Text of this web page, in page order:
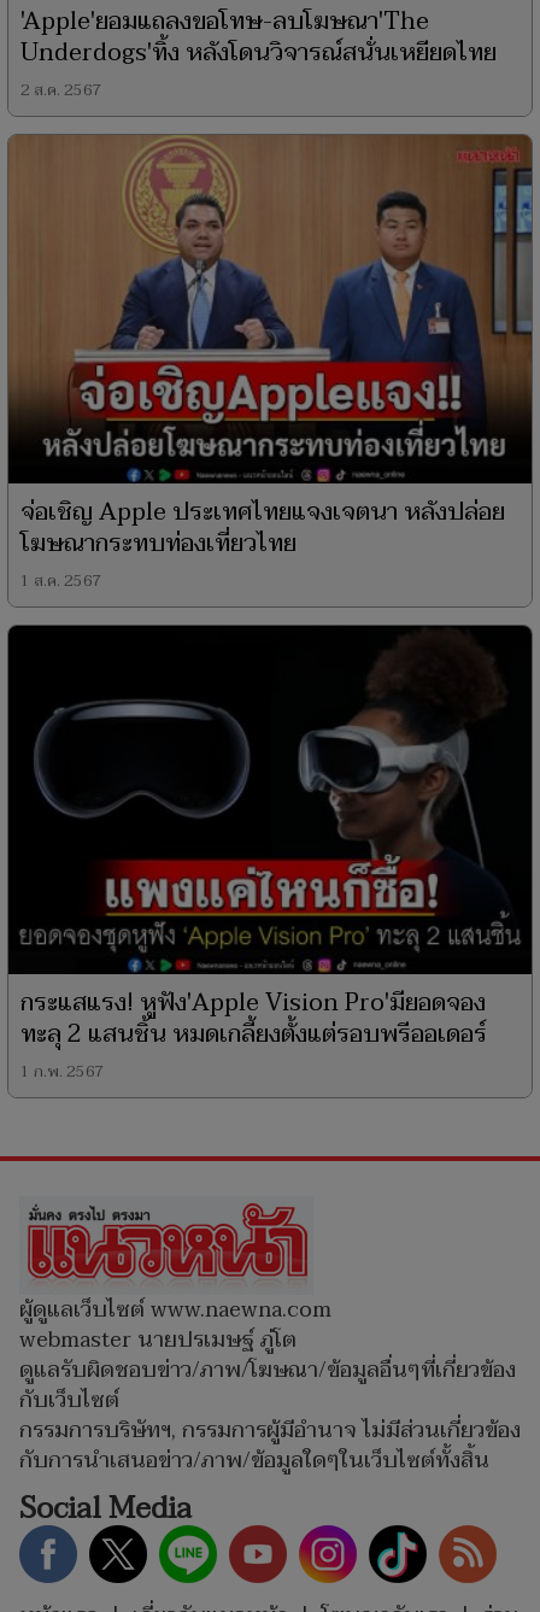
'Apple'ยอมแถลงขอโทษ-ลบโฆษณา'The
Underdogs'ทิ้ง หลังโดนวิจารณ์สนั่นเหยียดไทย
2 ส.ค. 2567
จ่อเชิญ Apple ประเทศไทยแจงเจตนา หลังปล่อย
โฆษณากระทบท่องเที่ยวไทย
1 ส.ค. 2567
กระแสแรง! หูฟัง'Apple Vision Pro'มียอดจอง
ทะลุ 2 แสนชิ้น หมดเกลี้ยงตั้งแต่รอบพรีออเดอร์
1 ก.พ. 2567
ผู้ดูแลเว็บไซต์ www.naewna.com
webmaster นายปรเมษฐ์ ภู่โต
ดูแลรับผิดชอบข่าว/ภาพ/โฆษณา/ข้อมูลอื่นๆที่เกี่ยวข้อง
กับเว็บไซต์
กรรมการบริษัทฯ, กรรมการผู้มีอำนาจ ไม่มีส่วนเกี่ยวข้อง
กับการนำเสนอข่าว/ภาพ/ข้อมูลใดๆในเว็บไซต์ทั้งสิ้น
Social Media